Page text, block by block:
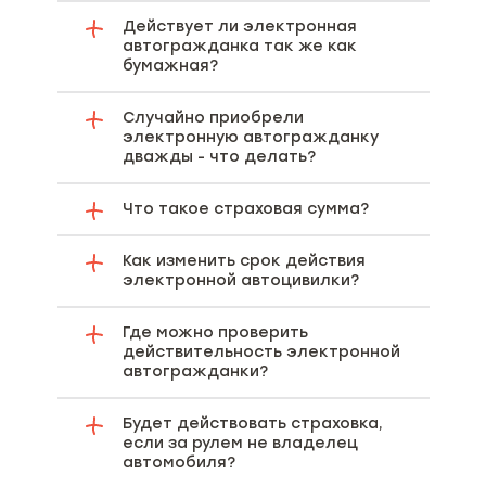
Действует ли электронная
автогражданка так же как
бумажная?
Случайно приобрели
электронную автогражданку
дважды - что делать?
Что такое страховая сумма?
Как изменить срок действия
электронной автоцивилки?
Где можно проверить
действительность электронной
автогражданки?
Будет действовать страховка,
если за рулем не владелец
автомобиля?